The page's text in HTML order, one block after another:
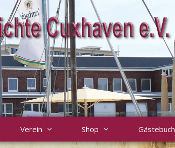
Verein Shop Gästebuch